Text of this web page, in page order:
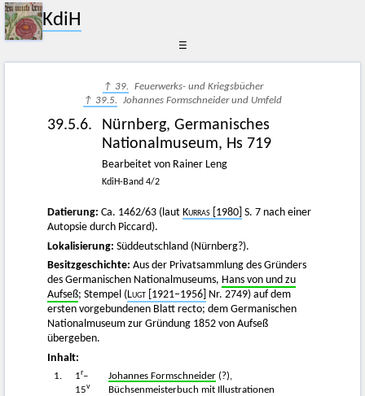
KdiH
☰
↑ 39. Feuerwerks- und Kriegsbücher
↑ 39.5. Johannes Formschneider und Umfeld
39.5.6.
Nürnberg, Germanisches
Nationalmuseum, Hs 719
Bearbeitet von Rainer Leng
KdiH-Band 4/2
Datierung: Ca. 1462/63 (laut Kurras [1980] S. 7 nach einer
Autopsie durch Piccard).
Lokalisierung: Süddeutschland (Nürnberg?).
Besitzgeschichte: Aus der Privatsammlung des Gründers
des Germanischen Nationalmuseums, Hans von und zu
Aufseß; Stempel (Lugt [1921–1956] Nr. 2749) auf dem
ersten vorgebundenen Blatt recto; dem Germanischen
Nationalmuseum zur Gründung 1852 von Aufseß
übergeben.
Inhalt:
1. 1r–
15v
Johannes Formschneider (?),
Büchsenmeisterbuch mit Illustrationen